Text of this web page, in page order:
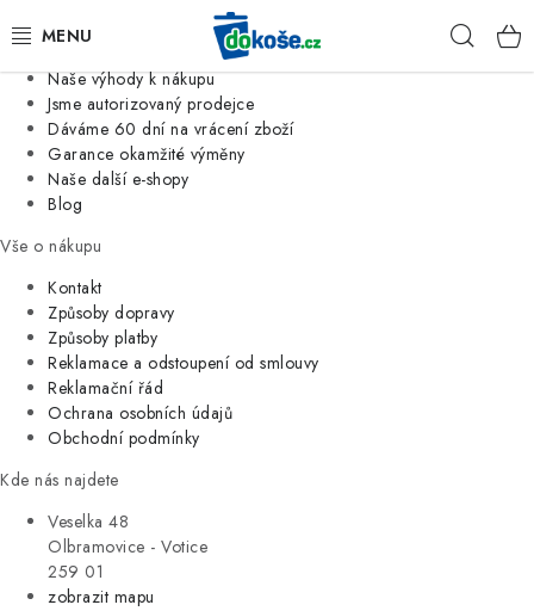
Jsme tradiční česká firma
Naše výhody k nákupu
Jsme autorizovaný prodejce
Dáváme 60 dní na vrácení zboží
Garance okamžité výměny
Naše další e-shopy
Blog
Vše o nákupu
Kontakt
Způsoby dopravy
Způsoby platby
Reklamace a odstoupení od smlouvy
Reklamační řád
Ochrana osobních údajů
Obchodní podmínky
Kde nás najdete
Veselka 48
Olbramovice - Votice
259 01
zobrazit mapu
KOŠE
SÁČKY
KUCHYNĚ
ORGANIZACE
DOMÁCNOST
ÚKLID
VÝPRODEJ
ZNAČKY